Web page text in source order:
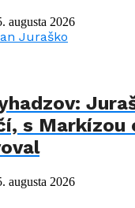
augusta 2026
s Markízou
augusta 2026